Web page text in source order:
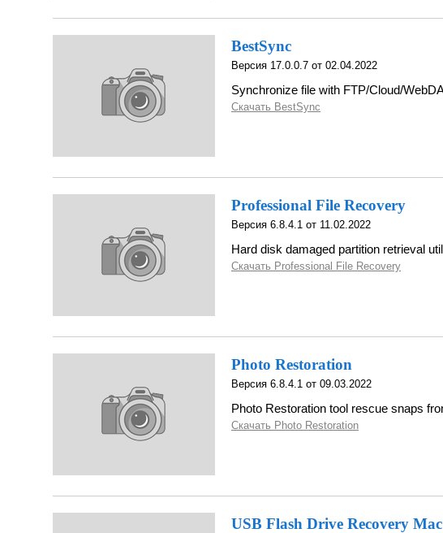
BestSync
Версия 17.0.0.7 от 02.04.2022
Synchronize file with FTP/Cloud/
Скачать BestSync
Professional File Recovery
Версия 6.8.4.1 от 11.02.2022
Hard disk damaged partition retrieval
Скачать Professional File Recovery
Photo Restoration
Версия 6.8.4.1 от 09.03.2022
Photo Restoration tool rescue snaps
Скачать Photo Restoration
USB Flash Drive Recovery Mac